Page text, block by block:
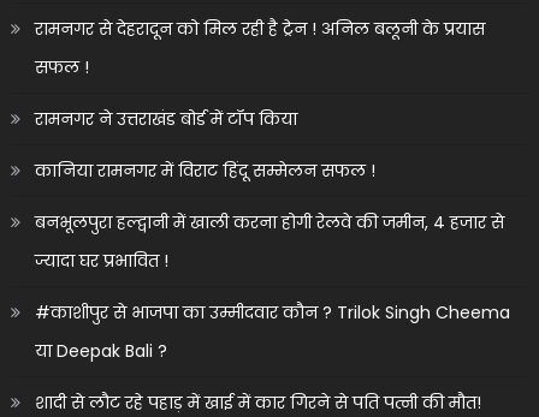
रामनगर से देहरादून को मिल रही है ट्रेन ! अनिल बलूनी के प्रयास
सफल !
रामनगर ने उत्तराखंड बोर्ड में टॉप किया
कानिया रामनगर में विराट हिंदू सम्मेलन सफल !
बनभूलपुरा हल्द्वानी में खाली करना होगी रेलवे की जमीन, 4 हजार से
ज्यादा घर प्रभावित !
#काशीपुर से भाजपा का उम्मीदवार कौन ? Trilok Singh Cheema
या Deepak Bali ?
शादी से लौट रहे पहाड़ में खाई में कार गिरने से पति पत्नी की मौत!